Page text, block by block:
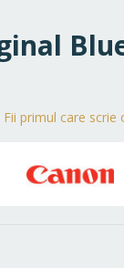
Fii primul care scrie